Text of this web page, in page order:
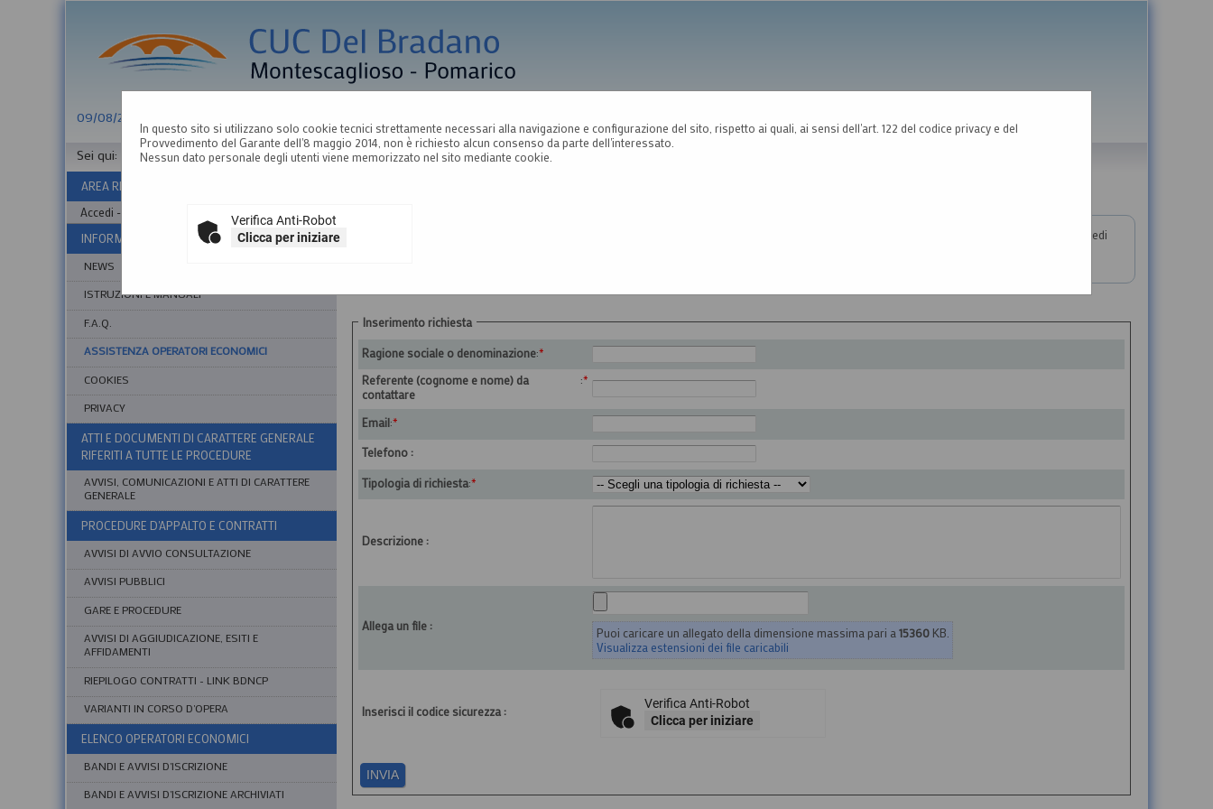
09/08/2026 11:57
Sei qui: Home»Informazioni»Assistenza operatori economici
In questo sito si utilizzano solo cookie tecnici strettamente necessari alla navigazione e configurazione del sito, rispetto ai quali, ai sensi dell'art. 122 del codice privacy e del
Provvedimento del Garante dell'8 maggio 2014, non è richiesto alcun consenso da parte dell'interessato.
Nessun dato personale degli utenti viene memorizzato nel sito mediante cookie.
Verifica Anti-Robot
Clicca per iniziare
AREA RISERVATA OPERATORE ECONOMICO
Accedi - Registrati
INFORMAZIONI
NEWS
ISTRUZIONI E MANUALI
F.A.Q.
ASSISTENZA OPERATORI ECONOMICI
COOKIES
PRIVACY
ATTI E DOCUMENTI DI CARATTERE GENERALE
RIFERITI A TUTTE LE PROCEDURE
AVVISI, COMUNICAZIONI E ATTI DI CARATTERE
GENERALE
PROCEDURE D'APPALTO E CONTRATTI
AVVISI DI AVVIO CONSULTAZIONE
AVVISI PUBBLICI
GARE E PROCEDURE
AVVISI DI AGGIUDICAZIONE, ESITI E
AFFIDAMENTI
RIEPILOGO CONTRATTI - LINK BDNCP
VARIANTI IN CORSO D'OPERA
ELENCO OPERATORI ECONOMICI
BANDI E AVVISI D'ISCRIZIONE
BANDI E AVVISI D'ISCRIZIONE ARCHIVIATI
Compila il form indicando i tuoi riferimenti e il problema riscontrato, eventualmente se necessario allegando anche un file, e poi procedi
Inserimento richiesta
Ragione sociale o denominazione:*
Referente (cognome e nome) da
contattare
:*
Email:*
Telefono :
Tipologia di richiesta:*
Descrizione :
Allega un file : Puoi caricare un allegato della dimensione massima pari a 15360KB.
Visualizza estensioni dei file caricabili
Inserisci il codice sicurezza :
Verifica Anti-Robot
Clicca per iniziare